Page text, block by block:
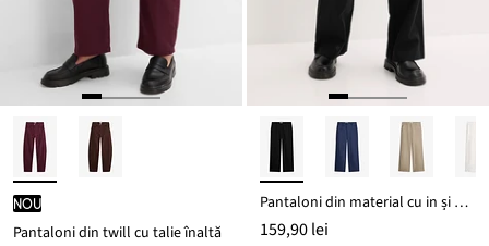
nou
Pantaloni din twill cu talie înaltă
Pantaloni din material cu in și bumbac
159,90 lei